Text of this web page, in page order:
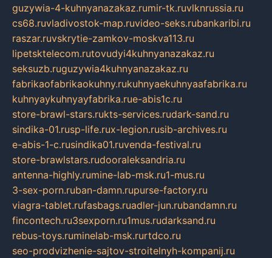
guzywia-4-kuhnyanazakaz.rumir-tk.ruvlknrussia.ru
cs68.ruvladivostok-map.ruvideo-seks.rubankaribi.ru
raszar.ruvskrytie-zamkov-moskva113.ru
lipetsktelecom.rutovudyi4kuhnyanazakaz.ru
seksuzb.ruguzywia4kuhnyanazakaz.ru
fabrikaofabrikaokuhny.rukuhnyaekuhnyaafabrika.ru
kuhnyaykuhnyayfabrika.rue-abis1c.ru
store-brawl-stars.rukts-services.rudark-sand.ru
sindika-01.rusp-life.rux-legion.rusib-archives.ru
e-abis-1-c.rusindika01.ruvenda-festival.ru
store-brawlstars.rudooraleksandria.ru
antenna-highly.rumine-lab-msk.ru1-mus.ru
3-sex-porn.ruban-damn.rupurse-factory.ru
viagra-tablet.rufasbags.ruadler-jun.rubandamn.ru
fincontech.ru3sexporn.ru1mus.rudarksand.ru
rebus-toys.ruminelab-msk.rurtdco.ru
seo-prodvizhenie-sajtov-stroitelnyh-kompanij.ru